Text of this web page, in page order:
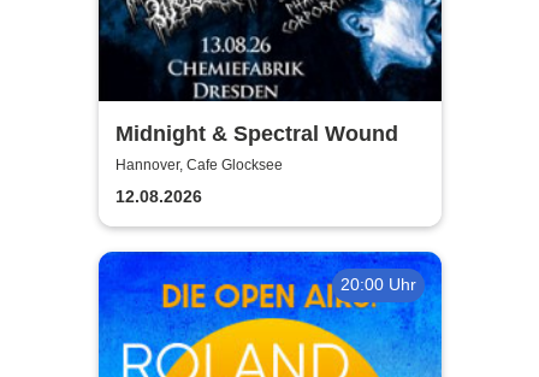
Midnight & Spectral Wound
Hannover, Cafe Glocksee
12.08.2026
20:00 Uhr